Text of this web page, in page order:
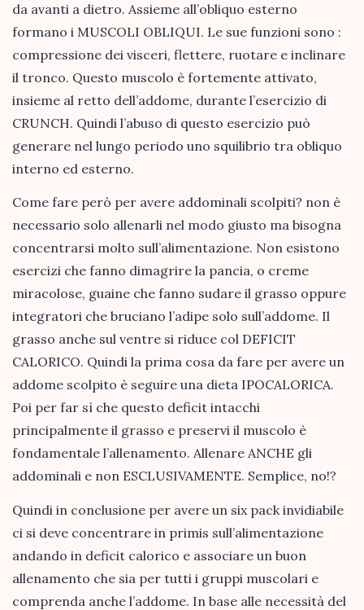
da avanti a dietro. Assieme all’obliquo esterno
formano i MUSCOLI OBLIQUI. Le sue funzioni sono :
compressione dei visceri, flettere, ruotare e inclinare
il tronco. Questo muscolo è fortemente attivato,
insieme al retto dell’addome, durante l’esercizio di
CRUNCH. Quindi l’abuso di questo esercizio può
generare nel lungo periodo uno squilibrio tra obliquo
interno ed esterno.
Come fare però per avere addominali scolpiti? non è
necessario solo allenarli nel modo giusto ma bisogna
concentrarsi molto sull’alimentazione. Non esistono
esercizi che fanno dimagrire la pancia, o creme
miracolose, guaine che fanno sudare il grasso oppure
integratori che bruciano l’adipe solo sull’addome. Il
grasso anche sul ventre si riduce col DEFICIT
CALORICO. Quindi la prima cosa da fare per avere un
addome scolpito è seguire una dieta IPOCALORICA.
Poi per far sì che questo deficit intacchi
principalmente il grasso e preservi il muscolo è
fondamentale l’allenamento. Allenare ANCHE gli
addominali e non ESCLUSIVAMENTE. Semplice, no!?
Quindi in conclusione per avere un six pack invidiabile
ci si deve concentrare in primis sull’alimentazione
andando in deficit calorico e associare un buon
allenamento che sia per tutti i gruppi muscolari e
comprenda anche l’addome. In base alle necessità del